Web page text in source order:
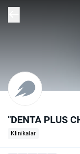
"DENTA PLUS
Klinikalar